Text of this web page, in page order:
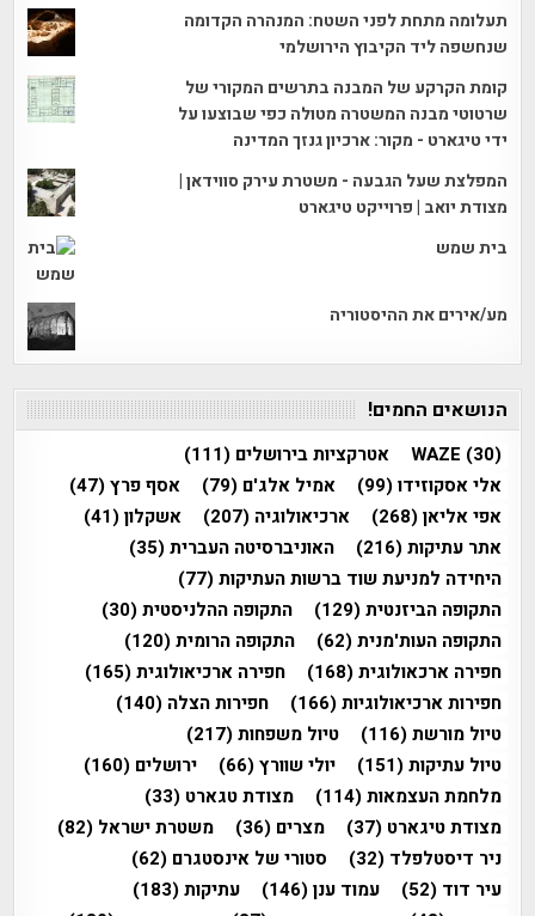
תעלומה מתחת לפני השטח: המנהרה הקדומה
שנחשפה ליד הקיבוץ הירושלמי
קומת הקרקע של המבנה בתרשים המקורי של
שרטוטי מבנה המשטרה מטולה כפי שבוצעו על
ידי טיגארט - מקור: ארכיון גנזך המדינה
המפלצת שעל הגבעה - משטרת עירק סווידאן |
מצודת יואב | פרוייקט טיגארט
בית שמש
מע/אירים את ההיסטוריה
הנושאים החמים!
WAZE (30) אטרקציות בירושלים (111)
אלי אסקוזידו(99) אמיל אלג'ם (79) אסף פרץ(47)
אפי אליאן(268) ארכיאולוגיה (207) אשקלון(41)
אתר עתיקות(216) האוניברסיטה העברית(35)
היחידה למניעת שוד ברשות העתיקות(77)
התקופה הביזנטית(129) התקופה ההלניסטית(30)
התקופה העות'מנית(62) התקופה הרומית(120)
חפירה ארכאולוגית(168) חפירה ארכיאולוגית(165)
חפירות ארכיאולוגיות(166) חפירות הצלה (140)
טיול מורשת(116) טיול משפחות(217)
טיול עתיקות(151) יולי שוורץ(66) ירושלים (160)
מלחמת העצמאות(114) מצודת טגארט (33)
מצודת טיגארט (37) מצרים (36) משטרת ישראל (82)
ניר דיסטלפלד (32) סטורי של אינסטגרם (62)
עיר דוד (52) עמוד ענן(146) עתיקות(183)